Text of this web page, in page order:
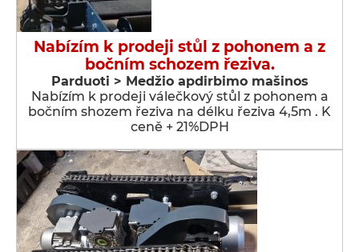
Nabízím k prodeji stůl z pohonem a z
bočním schozem řeziva.
Parduoti > Medžio apdirbimo mašinos
Nabízím k prodeji válečkový stůl z pohonem a
bočním shozem řeziva na délku řeziva 4,5m . K
ceně + 21%DPH